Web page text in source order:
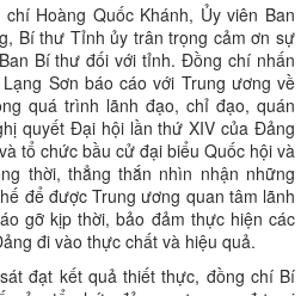
Hoàng Quốc Khánh, Ủy viên Ban
Bí thư Tỉnh ủy trân trọng cảm ơn sự
Bí thư đối với tỉnh. Đồng chí nhấn
Sơn báo cáo với Trung ương về
quá trình lãnh đạo, chỉ đạo, quán
quyết Đại hội lần thứ XIV của Đảng
tổ chức bầu cử đại biểu Quốc hội và
thời, thẳng thắn nhìn nhận những
để được Trung ương quan tâm lãnh
gỡ kịp thời, bảo đảm thực hiện các
đi vào thực chất và hiệu quả.
đạt kết quả thiết thực, đồng chí Bí